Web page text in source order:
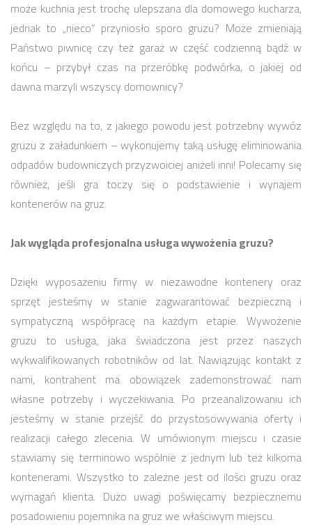
może kuchnia jest trochę ulepszana dla domowego kucharza,
jednak to „nieco” przyniosło sporo gruzu? Może zmieniają
Państwo piwnicę czy też garaż w część codzienną bądź w
końcu – przybył czas na przeróbkę podwórka, o jakiej od
dawna marzyli wszyscy domownicy?
Bez względu na to, z jakiego powodu jest potrzebny wywóz
gruzu z załadunkiem – wykonujemy taką usługę eliminowania
odpadów budowniczych przyzwoiciej aniżeli inni! Polecamy się
również, jeśli gra toczy się o podstawienie i wynajem
kontenerów na gruz.
Jak wygląda profesjonalna usługa wywożenia gruzu?
Dzięki wyposażeniu firmy w niezawodne kontenery oraz
sprzęt jesteśmy w stanie zagwarantować bezpieczną i
sympatyczną współpracę na każdym etapie. Wywożenie
gruzu to usługa, jaka świadczona jest przez naszych
wykwalifikowanych robotników od lat. Nawiązując kontakt z
nami, kontrahent ma obowiązek zademonstrować nam
własne potrzeby i wyczekiwania. Po przeanalizowaniu ich
jesteśmy w stanie przejść do przystosowywania oferty i
realizacji całego zlecenia. W umówionym miejscu i czasie
stawiamy się terminowo wspólnie z jednym lub też kilkoma
kontenerami. Wszystko to zależne jest od ilości gruzu oraz
wymagań klienta. Dużo uwagi poświęcamy bezpiecznemu
posadowieniu pojemnika na gruz we właściwym miejscu.